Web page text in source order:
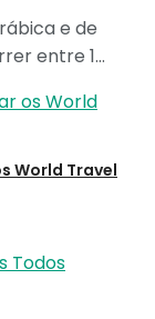
e de
entre 1...
World Travel